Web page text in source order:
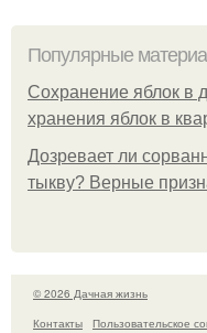
Популярные
Сохранение яблок в
хранения яблок в
Дозревает ли
тыкву? Верные
© 2026 Дачная жизнь
Контакты
Пользовательское